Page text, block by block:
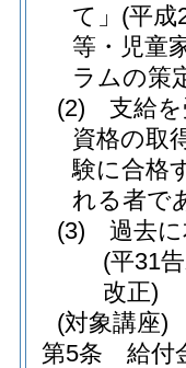
て」 (平成
等・児童
ラムの策
(2)
支給
資格の取
験に合格
れる者で
(3)
過去
(平31
改正)
(対象講座)
第5条
給付